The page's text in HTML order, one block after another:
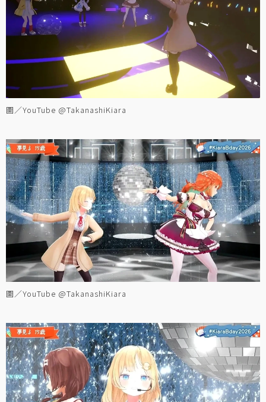
圖／YouTube @TakanashiKiara
圖／YouTube @TakanashiKiara